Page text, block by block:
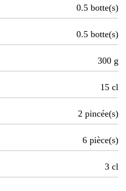
0.5 botte(s)
0.5 botte(s)
300 g
15 cl
2 pincée(s)
6 pièce(s)
3 cl